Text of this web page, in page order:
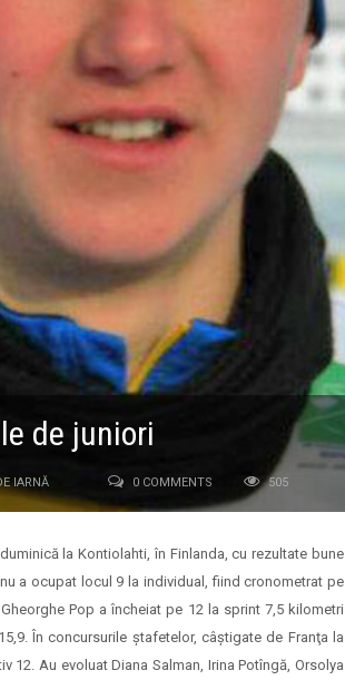
de juniori
IARNĂ 0 COMMENTS 505
la Kontiolahti, în Finlanda, cu rezultate bune
a ocupat locul 9 la individual, fiind cronometrat pe
Pop a încheiat pe 12 la sprint 7,5 kilometri
În concursurile ştafetelor, câştigate de Franţa la
Au evoluat Diana Salman, Irina Potîngă, Orsolya